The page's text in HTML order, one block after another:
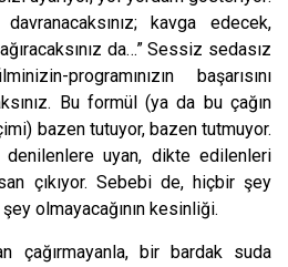
kavga edecek,
da…” Sessiz sedasız
programınızın başarısını
Bu formül (ya da bu çağın
bazen tutuyor, bazen tutmuyor.
uyan, dikte edilenleri
çıkıyor. Sebebi de, hiçbir şey
olmayacağının kesinliği.
çağırmayanla, bir bardak suda